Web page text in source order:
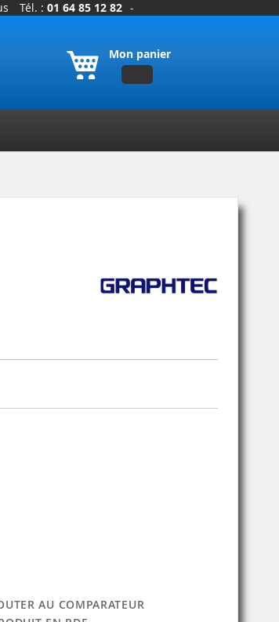
Tél. : 01 64 85 12 82 -
Mon panier
AU COMPARATEUR